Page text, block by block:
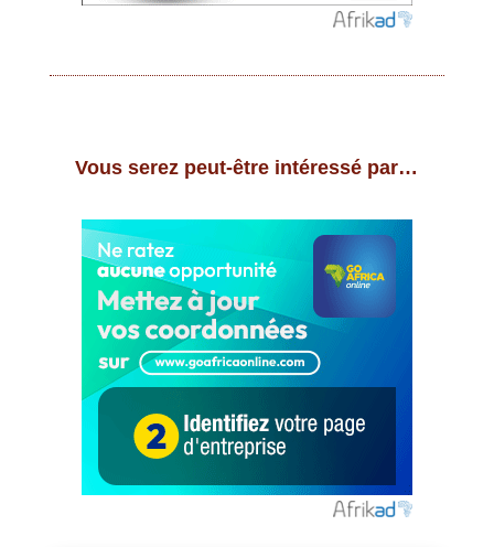
Vous serez peut-être intéressé par…